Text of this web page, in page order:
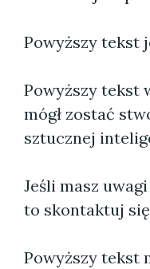
Powyższy tekst
Powyższy tekst
mógł zostać
sztucznej
Jeśli masz
to skontaktuj
Powyższy tekst